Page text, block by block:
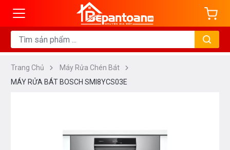
Trang Chủ
Máy Rửa Chén Bát
MÁY RỬA BÁT BOSCH SMI8YCS03E